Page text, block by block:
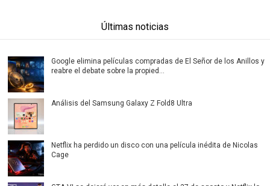
Últimas noticias
Google elimina películas compradas de El Señor de los Anillos y
reabre el debate sobre la propied...
Análisis del Samsung Galaxy Z Fold8 Ultra
Netflix ha perdido un disco con una película inédita de Nicolas
Cage